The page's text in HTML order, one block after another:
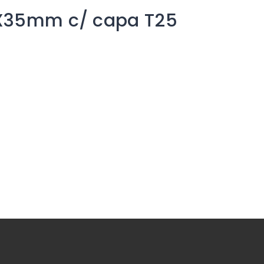
c/ capa T25